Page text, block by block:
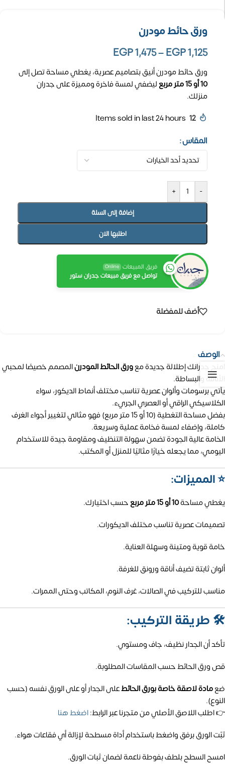
ورق حائط مودرن
EGP1,125
–
EGP1,475
ورق حائط مودرن أنيق بتصاميم عصرية، يغطي مساحة تصل إلى
10 أو 15 متر مربع
ليضفي لمسة فاخرة ومميزة على جدران
منزلك.
12
Items sold in last 24 hours
المقاس
-
+
إضافة إلى السلة
اطلبها الان
فريق المبيعات Online
تواصل مع فريق مبيعات جدران ستور
أضف للمفضلة
الوصف
امنح جدرانك إطلالة جديدة معورق الحائط المودرنالمصمم خصيصًا لمحبي
الأناقة والبساطة.
يأتي برسومات وألوان عصرية تناسب مختلف أنماط الديكور، سواء
الكلاسيكي الراقي أو العصري الجريء.
بفضل مساحة التغطية (10 أو 15 متر مربع) فهو مثالي لتغيير أجواء الغرف
كاملة، وإضفاء لمسة فخامة عملية وسريعة.
الخامة عالية الجودة تضمن سهولة التنظيف ومقاومة جيدة للاستخدام
اليومي، مما يجعله خيارًا مثاليًا للمنزل أو المكتب.
⭐ المميزات:
يغطي مساحة10 أو 15 متر مربع
حسب اختيارك.
تصميمات عصرية تناسب مختلف الديكورات.
خامة قوية ومتينة وسهلة العناية.
ألوان ثابتة تضيف أناقة ورونق للغرفة.
مناسب للتركيب في الصالات، غرف النوم، المكاتب وحتى الممرات.
🛠️ طريقة التركيب:
تأكد أن الجدار نظيف، جاف ومستوي.
قص ورق الحائط حسب المقاسات المطلوبة.
ضعمادة لاصقة خاصة بورق الحائطعلى الجدار أو على الورق نفسه (حسب
النوع).
👉 اطلب اللاصق الأصلي من متجرنا عبر الرابط:اضغط هنا
ثبّت الورق برفق واضغط باستخدام أداة مسطحة لإزالة أي فقاعات هواء.
امسح السطح بلطف بفوطة ناعمة لضمان ثبات الورق.